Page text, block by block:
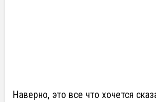
Наверно, это все что хочется